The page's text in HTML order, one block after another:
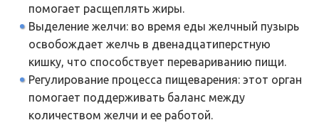
помогает расщеплять жиры.
Выделение желчи: во время еды желчный пузырь
освобождает желчь в двенадцатиперстную
кишку, что способствует перевариванию пищи.
Регулирование процесса пищеварения: этот орган
помогает поддерживать баланс между
количеством желчи и ее работой.